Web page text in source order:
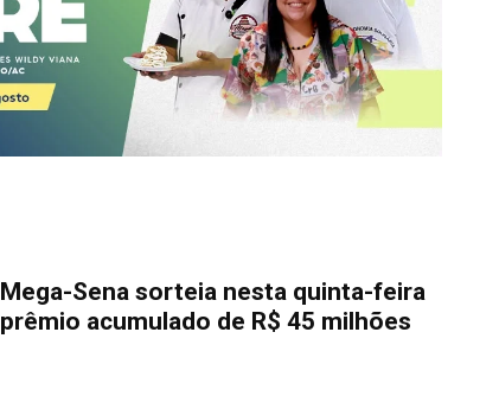
Mega-Sena sorteia nesta quinta-feira
prêmio acumulado de R$ 45 milhões